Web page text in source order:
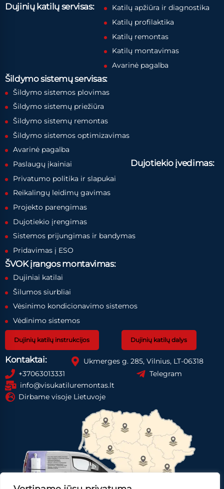
Dujinių katilų servisas:
Katilų apžiūra ir diagnostika
Katilų profilaktika
Katilų remontas
Katilų montavimas
Avarinė pagalba
Šildymo sistemų servisas:
Šildymo sistemos plovimas
Šildymo sistemų priežiūra
Šildymo sistemų remontas
Šildymo sistemos optimizavimas
Avarinė pagalba
Paslaugų įkainiai
Privatumo politika ir slapukai
Dujotiekio įvedimas:
Reikalingų leidimų gavimas
Projekto parengimas
Dujotiekio įrengimas
Sistemos prijungimas ir bandymas
Pridavimas į ESO
ŠVOK įrangos montavimas:
Dujiniai katilai
Šilumos siurbliai
Vėsinimo kondicionavimo sistemos
Vėdinimo sistemos
Dujinių katilų instrukcijos Dujinių katilų dalys
Kontaktai:
Ukmerges g. 285, Vilnius, LT-06318
+37063013331
Telegram
info@visukatiluremontas.lt
Dirbame visoje Lietuvoje